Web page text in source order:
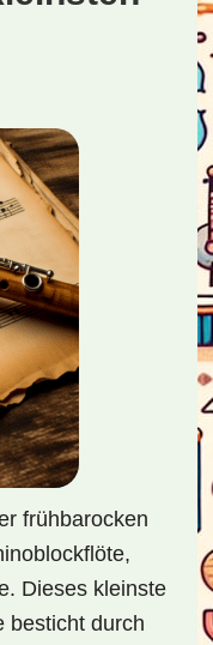
frühbarocken
Dieses kleinste
besticht durch